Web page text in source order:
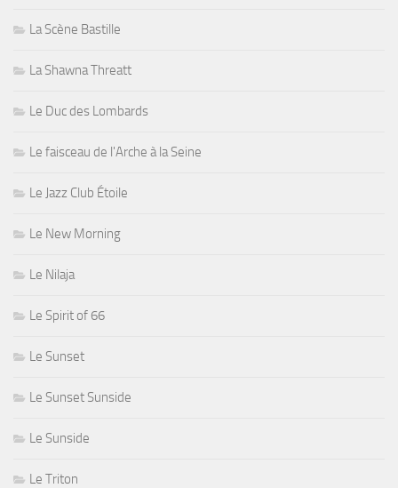
La Scène Bastille
La Shawna Threatt
Le Duc des Lombards
Le faisceau de l'Arche à la Seine
Le Jazz Club Étoile
Le New Morning
Le Nilaja
Le Spirit of 66
Le Sunset
Le Sunset Sunside
Le Sunside
Le Triton